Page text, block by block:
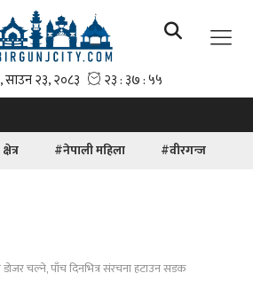
#नेपाली महिला #वीरगन्ज
चल्ने, पाँच दिनभित्र संरचना हटाउन सडक